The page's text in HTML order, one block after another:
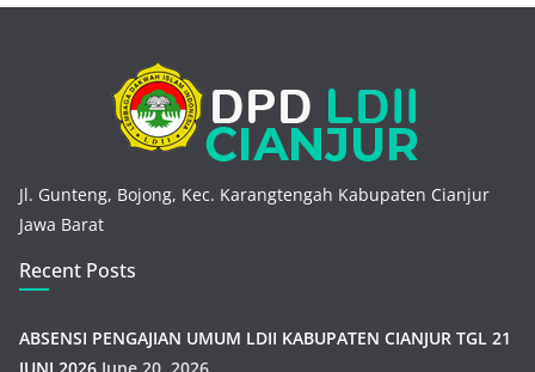
Jl. Gunteng, Bojong, Kec. Karangtengah Kabupaten Cianjur
Jawa Barat
Recent Posts
ABSENSI PENGAJIAN UMUM LDII KABUPATEN CIANJUR TGL 21